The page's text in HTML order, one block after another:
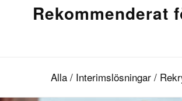
Rekommenderat
Alla / Interimslösningar /